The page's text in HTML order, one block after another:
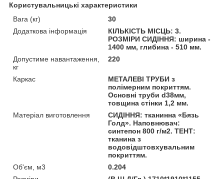
Користувальницькі характеристики
Вага (кг)
30
Додаткова інформація
КІЛЬКІСТЬ МІСЦЬ: 3.
РОЗМІРИ СИДІННЯ: ширина -
1400 мм, глибина - 510 мм.
Допустиме навантаження,
кг
220
Каркас
МЕТАЛЕВІ ТРУБИ з
полімерним покриттям.
Основні труби d38мм,
товщина стінки 1,2 мм.
Матеріал виготовлення
СИДІННЯ: тканинна «Бязь
Голд». Наповнювач:
синтепон 800 г/м2. ТЕНТ:
тканина з
водовідштовхувальним
покриттям.
Об'єм, м3
0.204